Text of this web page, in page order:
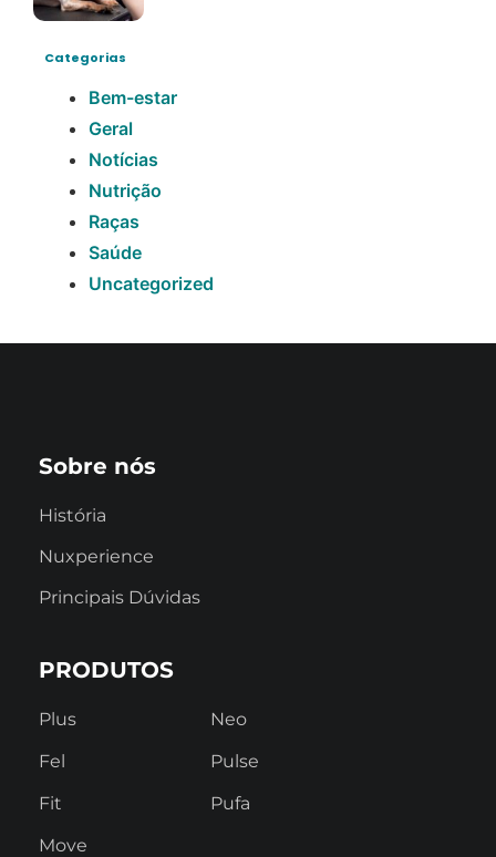
Categorias
Bem-estar
Geral
Notícias
Nutrição
Raças
Saúde
Uncategorized
Sobre nós
História
Nuxperience
Principais Dúvidas
PRODUTOS
Plus
Fel
Fit
Move
Neo
Pulse
Pufa